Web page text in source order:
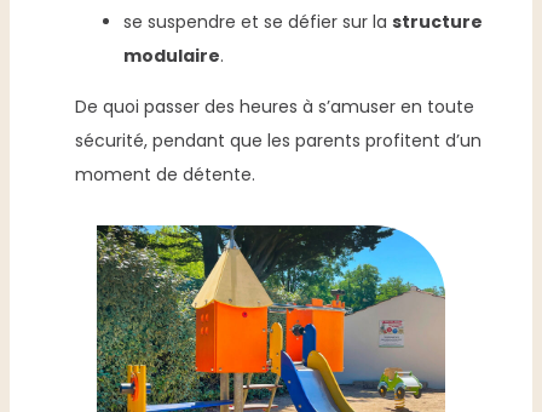
se suspendre et se défier sur lastructure
modulaire.
De quoi passer des heures à s’amuser en toute
sécurité, pendant que les parents profitent d’un
moment de détente.